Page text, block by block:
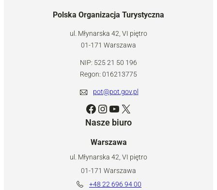
Polska Organizacja Turystyczna
ul. Młynarska 42, VI piętro
01-171 Warszawa
NIP: 525 21 50 196
Regon: 016213775
pot@pot.gov.pl
Facebook Instagram YouTube X
Nasze biuro
Warszawa
ul. Młynarska 42, VI piętro
01-171 Warszawa
+48 22 696 94 00